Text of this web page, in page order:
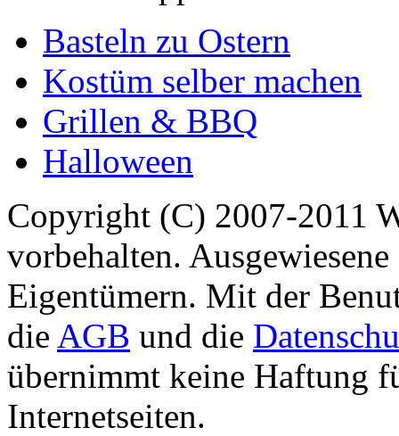
Basteln zu Ostern
Kostüm selber machen
Grillen & BBQ
Halloween
Copyright (C) 2007-2011
vorbehalten.
Eigentümern. Mit der
die AGB und die
übernimmt keine Haftung
Internetseiten.